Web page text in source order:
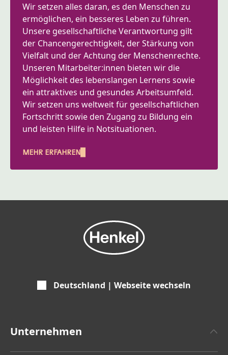
Wir setzen alles daran, es den Menschen zu
ermöglichen, ein besseres Leben zu führen.
Unsere gesellschaftliche Verantwortung gilt
der Chancengerechtigkeit, der Stärkung von
Vielfalt und der Achtung der Menschenrechte.
Unseren Mitarbeiter:innen bieten wir die
Möglichkeit des lebenslangen Lernens sowie
ein attraktives und gesundes Arbeitsumfeld.
Wir setzen uns weltweit für gesellschaftlichen
Fortschritt sowie den Zugang zu Bildung ein
und leisten Hilfe in Notsituationen.
MEHR ERFAHREN
Deutschland | Webseite wechseln
Unternehmen